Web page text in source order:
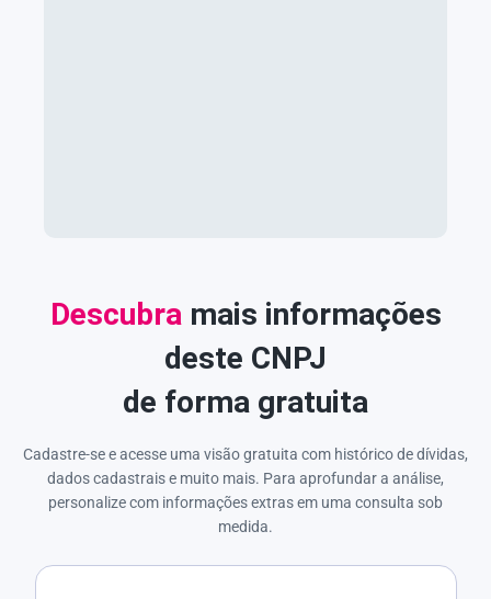
Descubramais informações
deste CNPJ
de forma gratuita
Cadastre-se e acesse uma visão gratuita com histórico de dívidas,
dados cadastrais e muito mais. Para aprofundar a análise,
personalize com informações extras em uma consulta sob
medida.